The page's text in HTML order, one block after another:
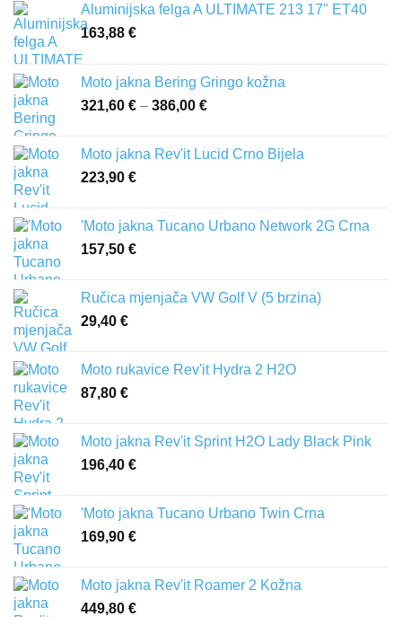
Aluminijska felga A ULTIMATE 213 17" ET40
163,88 €
Moto jakna Bering Gringo kožna
321,60 € – 386,00 €
321,60 €
Moto jakna Rev'it Lucid Crno Bijela
223,90 €
'Moto jakna Tucano Urbano Network 2G Crna
157,50 €
Ručica mjenjača VW Golf V (5 brzina)
29,40 €
Moto rukavice Rev'it Hydra 2 H2O
87,80 €
Moto jakna Rev'it Sprint H2O Lady Black Pink
196,40 €
'Moto jakna Tucano Urbano Twin Crna
169,90 €
Moto jakna Rev'it Roamer 2 Kožna
449,80 €